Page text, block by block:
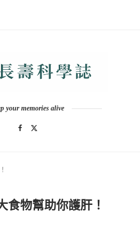
your memories alive
食物幫助你護肝！